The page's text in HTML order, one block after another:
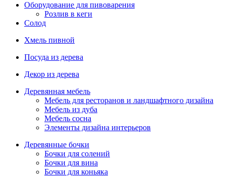
Оборудование для пивоварения
Розлив в кеги
Солод
Хмель пивной
Посуда из дерева
Декор из дерева
Деревянная мебель
Мебель для ресторанов и ландшафтного дизайна
Мебель из дуба
Мебель сосна
Элементы дизайна интерьеров
Деревянные бочки
Бочки для солений
Бочки для вина
Бочки для коньяка